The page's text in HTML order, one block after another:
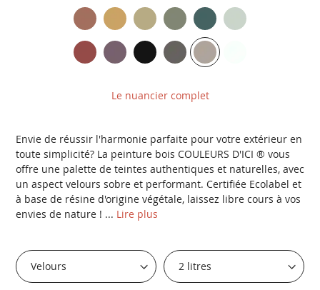
Le nuancier complet
Envie de réussir l'harmonie parfaite pour votre extérieur en
toute simplicité? La peinture bois COULEURS D'ICI ® vous
offre une palette de teintes authentiques et naturelles, avec
un aspect velours sobre et performant. Certifiée Ecolabel et
à base de résine d'origine végétale, laissez libre cours à vos
envies de nature ! ... Lire plus